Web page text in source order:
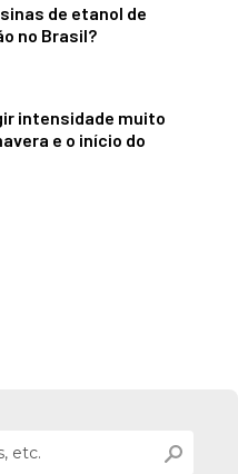
de etanol de
no Brasil?
intensidade muito
e o início do